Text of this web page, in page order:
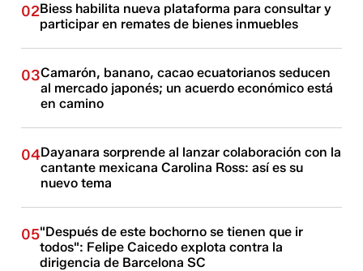
02Biess habilita nueva plataforma para consultar y
participar en remates de bienes inmuebles
03Camarón, banano, cacao ecuatorianos seducen
al mercado japonés; un acuerdo económico está
en camino
04Dayanara sorprende al lanzar colaboración con la
cantante mexicana Carolina Ross: así es su
nuevo tema
05"Después de este bochorno se tienen que ir
todos": Felipe Caicedo explota contra la
dirigencia de Barcelona SC